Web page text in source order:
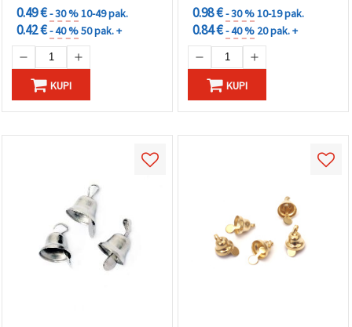
Postavkama
odabirom
određene
vrste
kolačića i
klikom na
gumb
"Spremi".
Prihvati
0.49 €- 30 %10-49 pak.
0.42 €- 40 %50 pak. +
KUPI
0.98 €- 30 %10-19 pak.
0.84 €- 40 % 20 pak. +
KUPI